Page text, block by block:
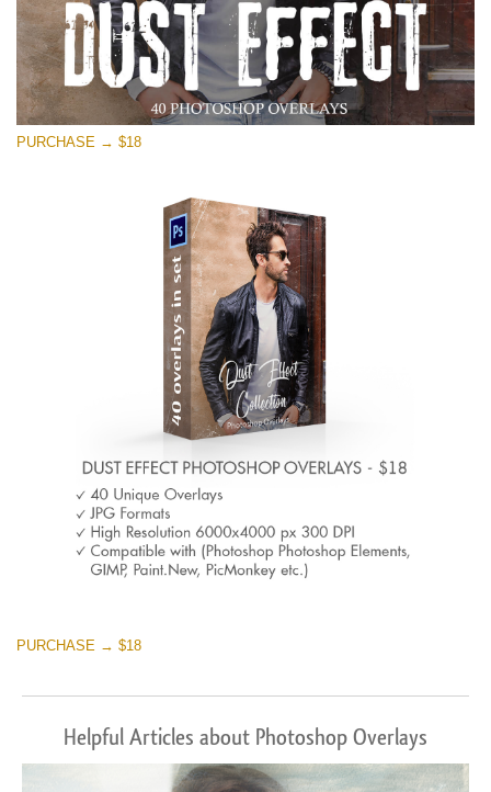
PURCHASE → $18
PURCHASE → $18
Helpful Articles about Photoshop Overlays